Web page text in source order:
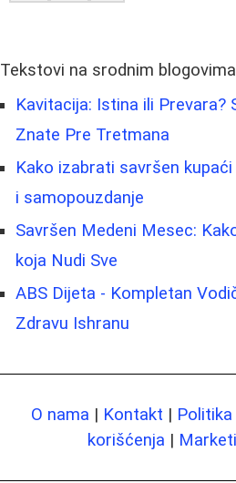
Tekstovi na srodnim blogovima
Kavitacija: Istina ili Prevara?
Znate Pre Tretmana
Kako izabrati savršen
i samopouzdanje
Savršen Medeni Mesec:
koja Nudi Sve
ABS Dijeta - Kompletan
Zdravu Ishranu
O nama | Kontakt |
korišćenja |